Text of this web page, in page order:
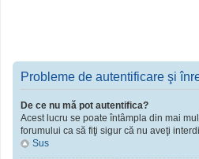
Probleme de autentificare şi
De ce nu mă pot autentifica?
Acest lucru se poate întâmpla din mai
forumului ca să fiţi sigur că nu aveţi
Sus